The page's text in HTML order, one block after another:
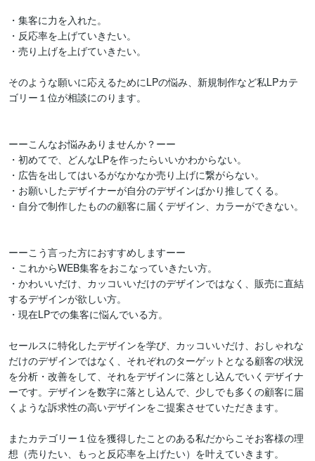
・集客に力を入れた。
・反応率を上げていきたい。
・売り上げを上げていきたい。
そのような願いに応えるためにLPの悩み、新規制作など私LPカテ
ゴリー１位が相談にのります。
ーーこんなお悩みありませんか？ーー
・初めてで、どんなLPを作ったらいいかわからない。
・広告を出してはいるがなかなか売り上げに繋がらない。
・お願いしたデザイナーが自分のデザインばかり推してくる。
・自分で制作したものの顧客に届くデザイン、カラーができない。
ーーこう言った方におすすめしますーー
・これからWEB集客をおこなっていきたい方。
・かわいいだけ、カッコいいだけのデザインではなく、販売に直結
するデザインが欲しい方。
・現在LPでの集客に悩んでいる方。
セールスに特化したデザインを学び、カッコいいだけ、おしゃれな
だけのデザインではなく、それぞれのターゲットとなる顧客の状況
を分析・改善をして、それをデザインに落とし込んでいくデザイナ
ーです。デザインを数字に落とし込んで、少しでも多くの顧客に届
くような訴求性の高いデザインをご提案させていただきます。
またカテゴリー１位を獲得したことのある私だからこそお客様の理
想（売りたい、もっと反応率を上げたい）を叶えていきます。